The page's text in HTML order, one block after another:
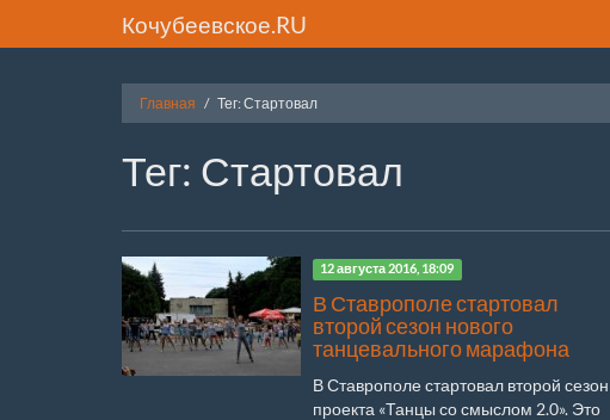
Кочубеевское.RU
Главная Тег: Стартовал
Тег: Стартовал
12 августа 2016, 18:09
В Ставрополе стартовал
второй сезон нового
танцевального марафона
В Ставрополе стартовал второй сезон
проекта «Танцы со смыслом 2.0». Это